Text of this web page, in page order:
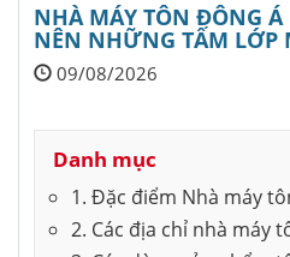
NHÀ MÁY TÔN ĐÔNG
NÊN NHỮNG TẤM LỚP
09/08/2026
Danh mục
1. Đặc điểm Nhà máy
2. Các địa chỉ nhà máy